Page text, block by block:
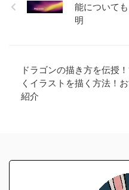
能について
明
ドラゴンの描き方を伝授
くイラストを描く方法！
紹介